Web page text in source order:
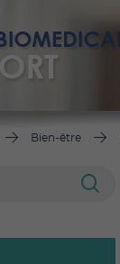
Bien-être